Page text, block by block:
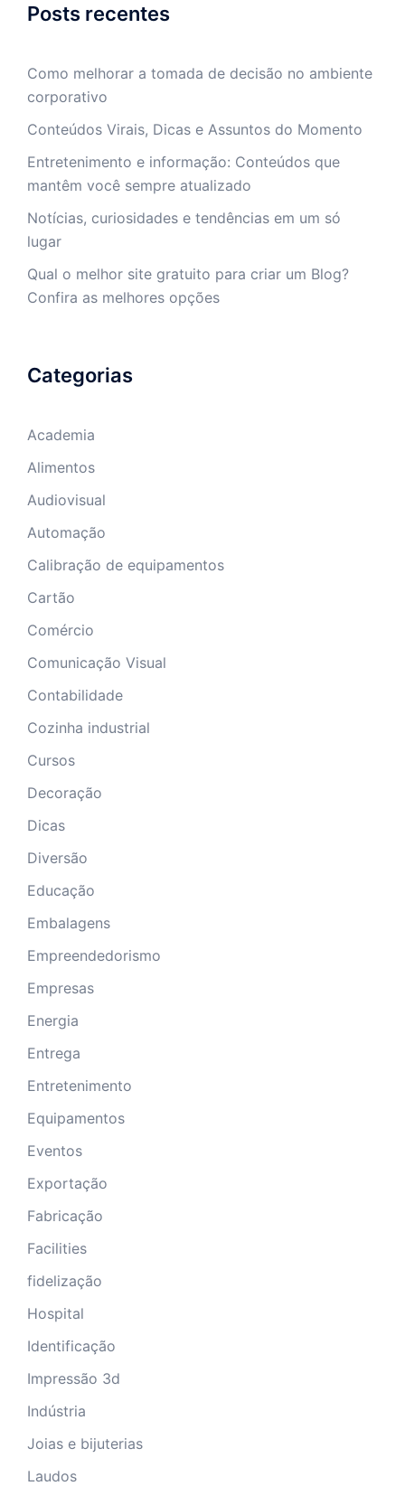
Posts recentes
Como melhorar a tomada de decisão no ambiente
corporativo
Conteúdos Virais, Dicas e Assuntos do Momento
Entretenimento e informação: Conteúdos que
mantêm você sempre atualizado
Notícias, curiosidades e tendências em um só
lugar
Qual o melhor site gratuito para criar um Blog?
Confira as melhores opções
Categorias
Academia
Alimentos
Audiovisual
Automação
Calibração de equipamentos
Cartão
Comércio
Comunicação Visual
Contabilidade
Cozinha industrial
Cursos
Decoração
Dicas
Diversão
Educação
Embalagens
Empreendedorismo
Empresas
Energia
Entrega
Entretenimento
Equipamentos
Eventos
Exportação
Fabricação
Facilities
fidelização
Hospital
Identificação
Impressão 3d
Indústria
Joias e bijuterias
Laudos